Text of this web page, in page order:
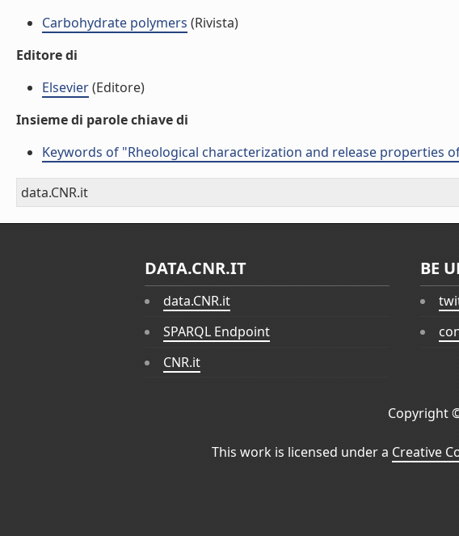
Carbohydrate polymers (Rivista)
Editore di
Elsevier(Editore)
Insieme di parole chiave di
Keywords of "Rheological characterization and release properties
data.CNR.it
DATA.CNR.IT
data.CNR.it
SPARQL Endpoint
CNR.it
BE
Copyright
This work is licensed under a Creative